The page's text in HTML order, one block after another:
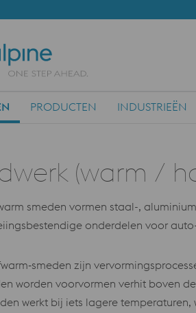
PRODUCTEN INDUSTRIEËN
(warm /
smeden vormen staal-,
onderdelen voor
zijn
worden voorvormen verhit boven
werkt bij iets lagere